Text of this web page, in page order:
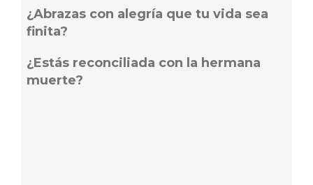
¿Abrazas con alegría que tu vida sea
finita?
¿Estás reconciliada con la hermana
muerte?